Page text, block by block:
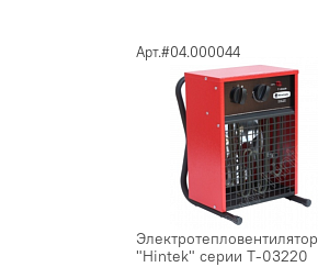
Арт.#04.000044
Электротепловентилятор
"Hintek" серии Т-03220